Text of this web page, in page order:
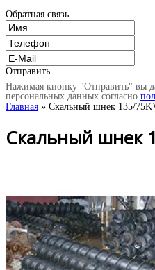
Обратная связь
Отправить
Нажимая кнопку "Отправить" вы
персональных данных согласно
Главная » Скальный шнек 135/
Скальный шнек